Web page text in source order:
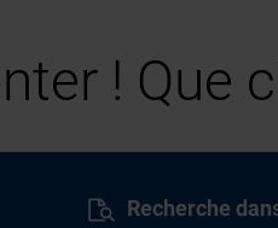
! Que
Recherche